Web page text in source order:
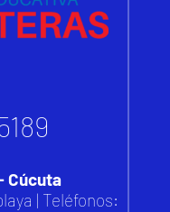
Cúcuta
| Teléfonos: